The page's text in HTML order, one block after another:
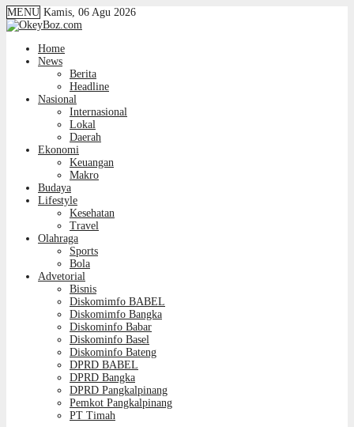
MENU Kamis, 06 Agu 2026
Home
News
Berita
Headline
Nasional
Internasional
Lokal
Daerah
Ekonomi
Keuangan
Makro
Budaya
Lifestyle
Kesehatan
Travel
Olahraga
Sports
Bola
Advetorial
Bisnis
Diskomimfo BABEL
Diskomimfo Bangka
Diskominfo Babar
Diskominfo Basel
Diskominfo Bateng
DPRD BABEL
DPRD Bangka
DPRD Pangkalpinang
Pemkot Pangkalpinang
PT Timah